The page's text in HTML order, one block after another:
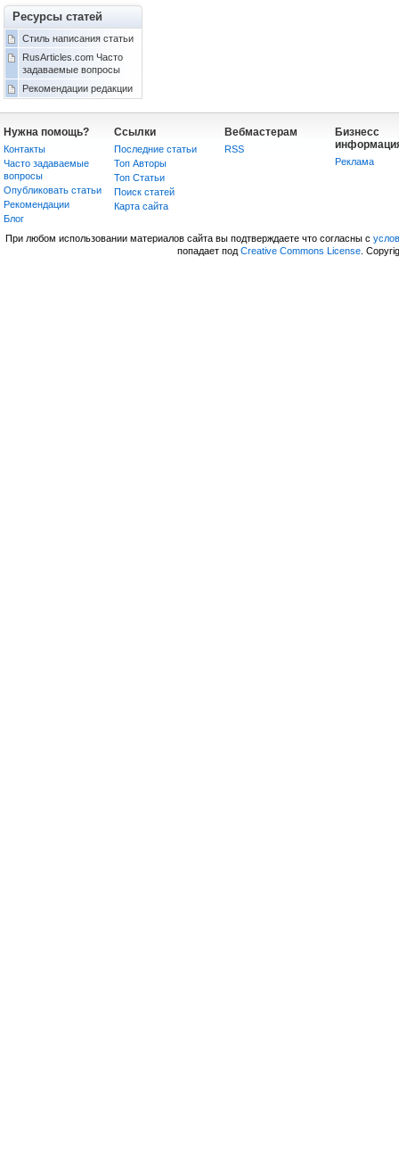
Ресурсы статей
Стиль написания статьи
RusArticles.com Часто
задаваемые вопросы
Рекомендации редакции
Нужна помощь?
Контакты
Часто задаваемые
вопросы
Опубликовать статьи
Рекомендации
Блог
Ссылки
Последние статьи
Топ Авторы
Топ Статьи
Поиск статей
Карта сайта
Вебмастерам
RSS
Бизнесс
Реклама
При любом использовании материалов сайта вы подтверждаете что согласны с
попадает под Creative Commons License.